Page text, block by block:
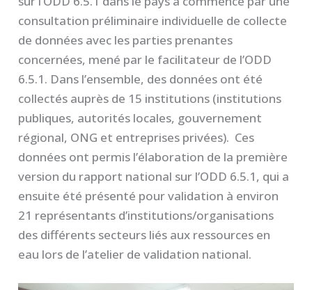
consultation préliminaire individuelle de collecte
de données avec les parties prenantes
concernées, mené par le facilitateur de l’ODD
6.5.1. Dans l’ensemble, des données ont été
collectés auprès de 15 institutions (institutions
publiques, autorités locales, gouvernement
régional, ONG et entreprises privées). Ces
données ont permis l’élaboration de la première
version du rapport national sur l’ODD 6.5.1, qui a
ensuite été présenté pour validation à environ
21 représentants d’institutions/organisations
des différents secteurs liés aux ressources en
eau lors de l’atelier de validation national.